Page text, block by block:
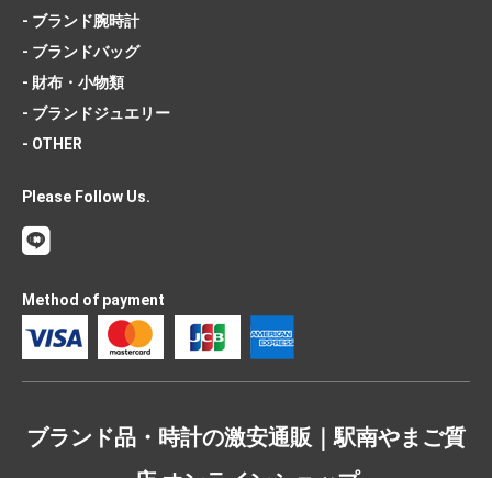
- ブランド腕時計
- ブランドバッグ
- 財布・小物類
- ブランドジュエリー
- OTHER
Please Follow Us.
Method of payment
ブランド品・時計の激安通販｜駅南やまご質